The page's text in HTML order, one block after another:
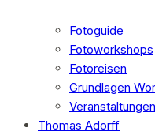
Fotoguide
Fotoworkshops
Fotoreisen
Grundlagen
Thomas Adorff